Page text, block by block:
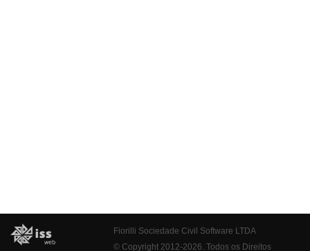
Fiorilli Sociedade Civil Software LTDA
© Copyright 2012-2026. Todos os Direitos